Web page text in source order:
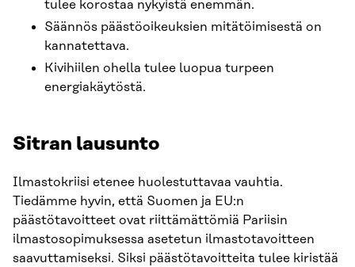
tulee korostaa nykyistä enemmän.
Säännös päästöoikeuksien mitätöimisestä on
kannatettava.
Kivihiilen ohella tulee luopua turpeen
energiakäytöstä.
Sitran lausunto
Ilmastokriisi etenee huolestuttavaa vauhtia.
Tiedämme hyvin, että Suomen ja EU:n
päästötavoitteet ovat riittämättömiä Pariisin
ilmastosopimuksessa asetetun ilmastotavoitteen
saavuttamiseksi. Siksi päästötavoitteita tulee kiristää